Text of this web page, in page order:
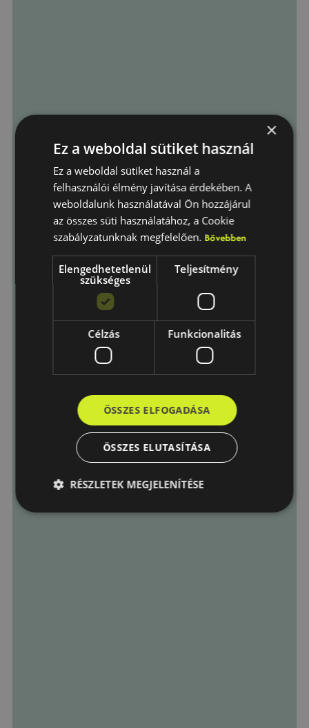
×
Ez a weboldal sütiket használ
Ez a weboldal sütiket használ a
felhasználói élmény javítása érdekében. A
weboldalunk használatával Ön hozzájárul
az összes süti használatához, a Cookie
szabályzatunknak megfelelően. Bővebben
Elengedhetetlenül
szükséges
Teljesítmény
Célzás Funkcionalitás
ÖSSZES ELFOGADÁSA
ÖSSZES ELUTASÍTÁSA
RÉSZLETEK MEGJELENÍTÉSE